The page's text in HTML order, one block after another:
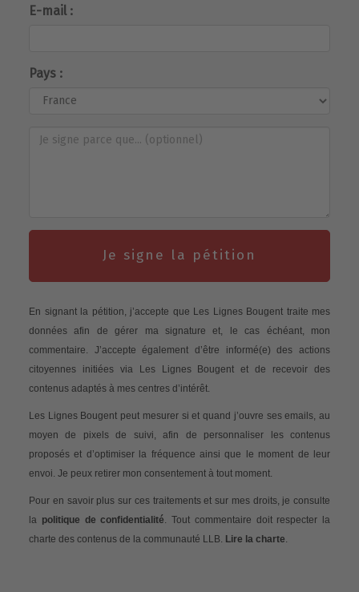
E-mail :
Pays :
Je signe la pétition
En signant la pétition, j’accepte que Les Lignes Bougent traite mes
données afin de gérer ma signature et, le cas échéant, mon
commentaire. J’accepte également d’être informé(e) des actions
citoyennes initiées via Les Lignes Bougent et de recevoir des
contenus adaptés à mes centres d’intérêt.
Les Lignes Bougent peut mesurer si et quand j’ouvre ses emails, au
moyen de pixels de suivi, afin de personnaliser les contenus
proposés et d’optimiser la fréquence ainsi que le moment de leur
envoi. Je peux retirer mon consentement à tout moment.
Pour en savoir plus sur ces traitements et sur mes droits, je consulte
la politique de confidentialité. Tout commentaire doit respecter la
charte des contenus de la communauté LLB. Lire la charte.